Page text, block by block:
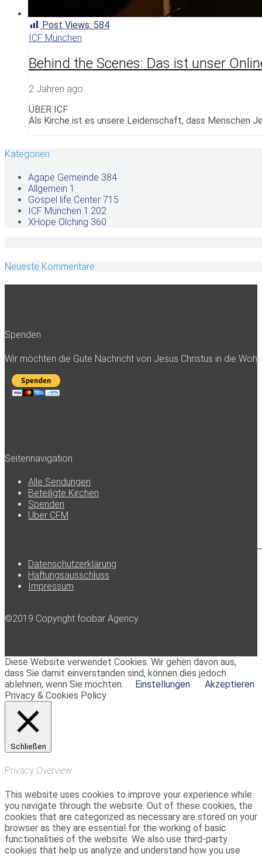
Post Views: 584
ICF München
Behind the Scenes: Das ist unser
2 Jahren ago
ÜBER ICF
Als Kirche ist es unsere Leidenschaft, dass Menschen
Kategorien
Agape Gemeinde 384
Allgemein 1
Gospel life Center 715
ICF München 1.202
XHope Olching 360
Neueste Kommentare
Spenden
Wir möchten die Gute Nachricht von Jesus Christus in die
Seitennavigation
Alle Sendungen
Beteiligte Kirchen
Spenden
Über CFM
Datenschutzerklärung
Haftungsausschluss
Impressum
©2019 Copyright foobar Agency
Diese Website verwendet Cookies. Wir gehen davon aus,
dass Sie damit einverstanden sind, können dies jedoch
ablehnen, wenn Sie möchten.
Einstellungen
Akzeptieren
Privacy & Cookies Policy
Schließen
Privacy Overview
This website uses cookies to improve your experience while
you navigate through the website. Out of these cookies, the
cookies that are categorized as necessary are stored on your
browser as they are essential for the working of basic
functionalities of the website. We also use third-party
cookies that help us analyze and understand how you use